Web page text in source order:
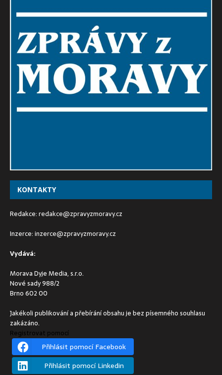
KONTAKTY
Redakce:redakce@zpravyzmoravy.cz
Inzerce:inzerce@zpravyzmoravy.cz
Vydává:
Morava Dyje Media, s.r.o.
Nové sady 988/2
Brno 602 00
Jakékoli publikování a přebírání obsahu je bez písemného souhlasu
zakázáno.
Registrovat pomocí
Přihlásit pomocí Facebook
Přihlásit pomocí Linkedin